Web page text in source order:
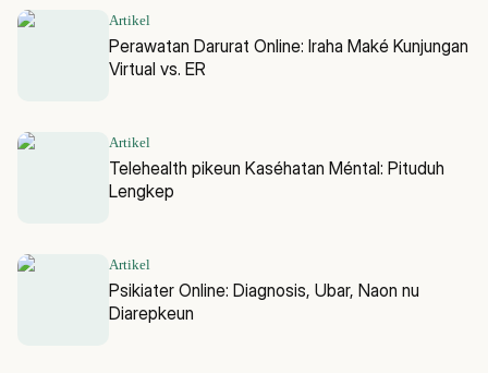
Artikel
Perawatan Darurat Online: Iraha Maké Kunjungan
Virtual vs. ER
Artikel
Telehealth pikeun Kaséhatan Méntal: Pituduh
Lengkep
Artikel
Psikiater Online: Diagnosis, Ubar, Naon nu
Diarepkeun